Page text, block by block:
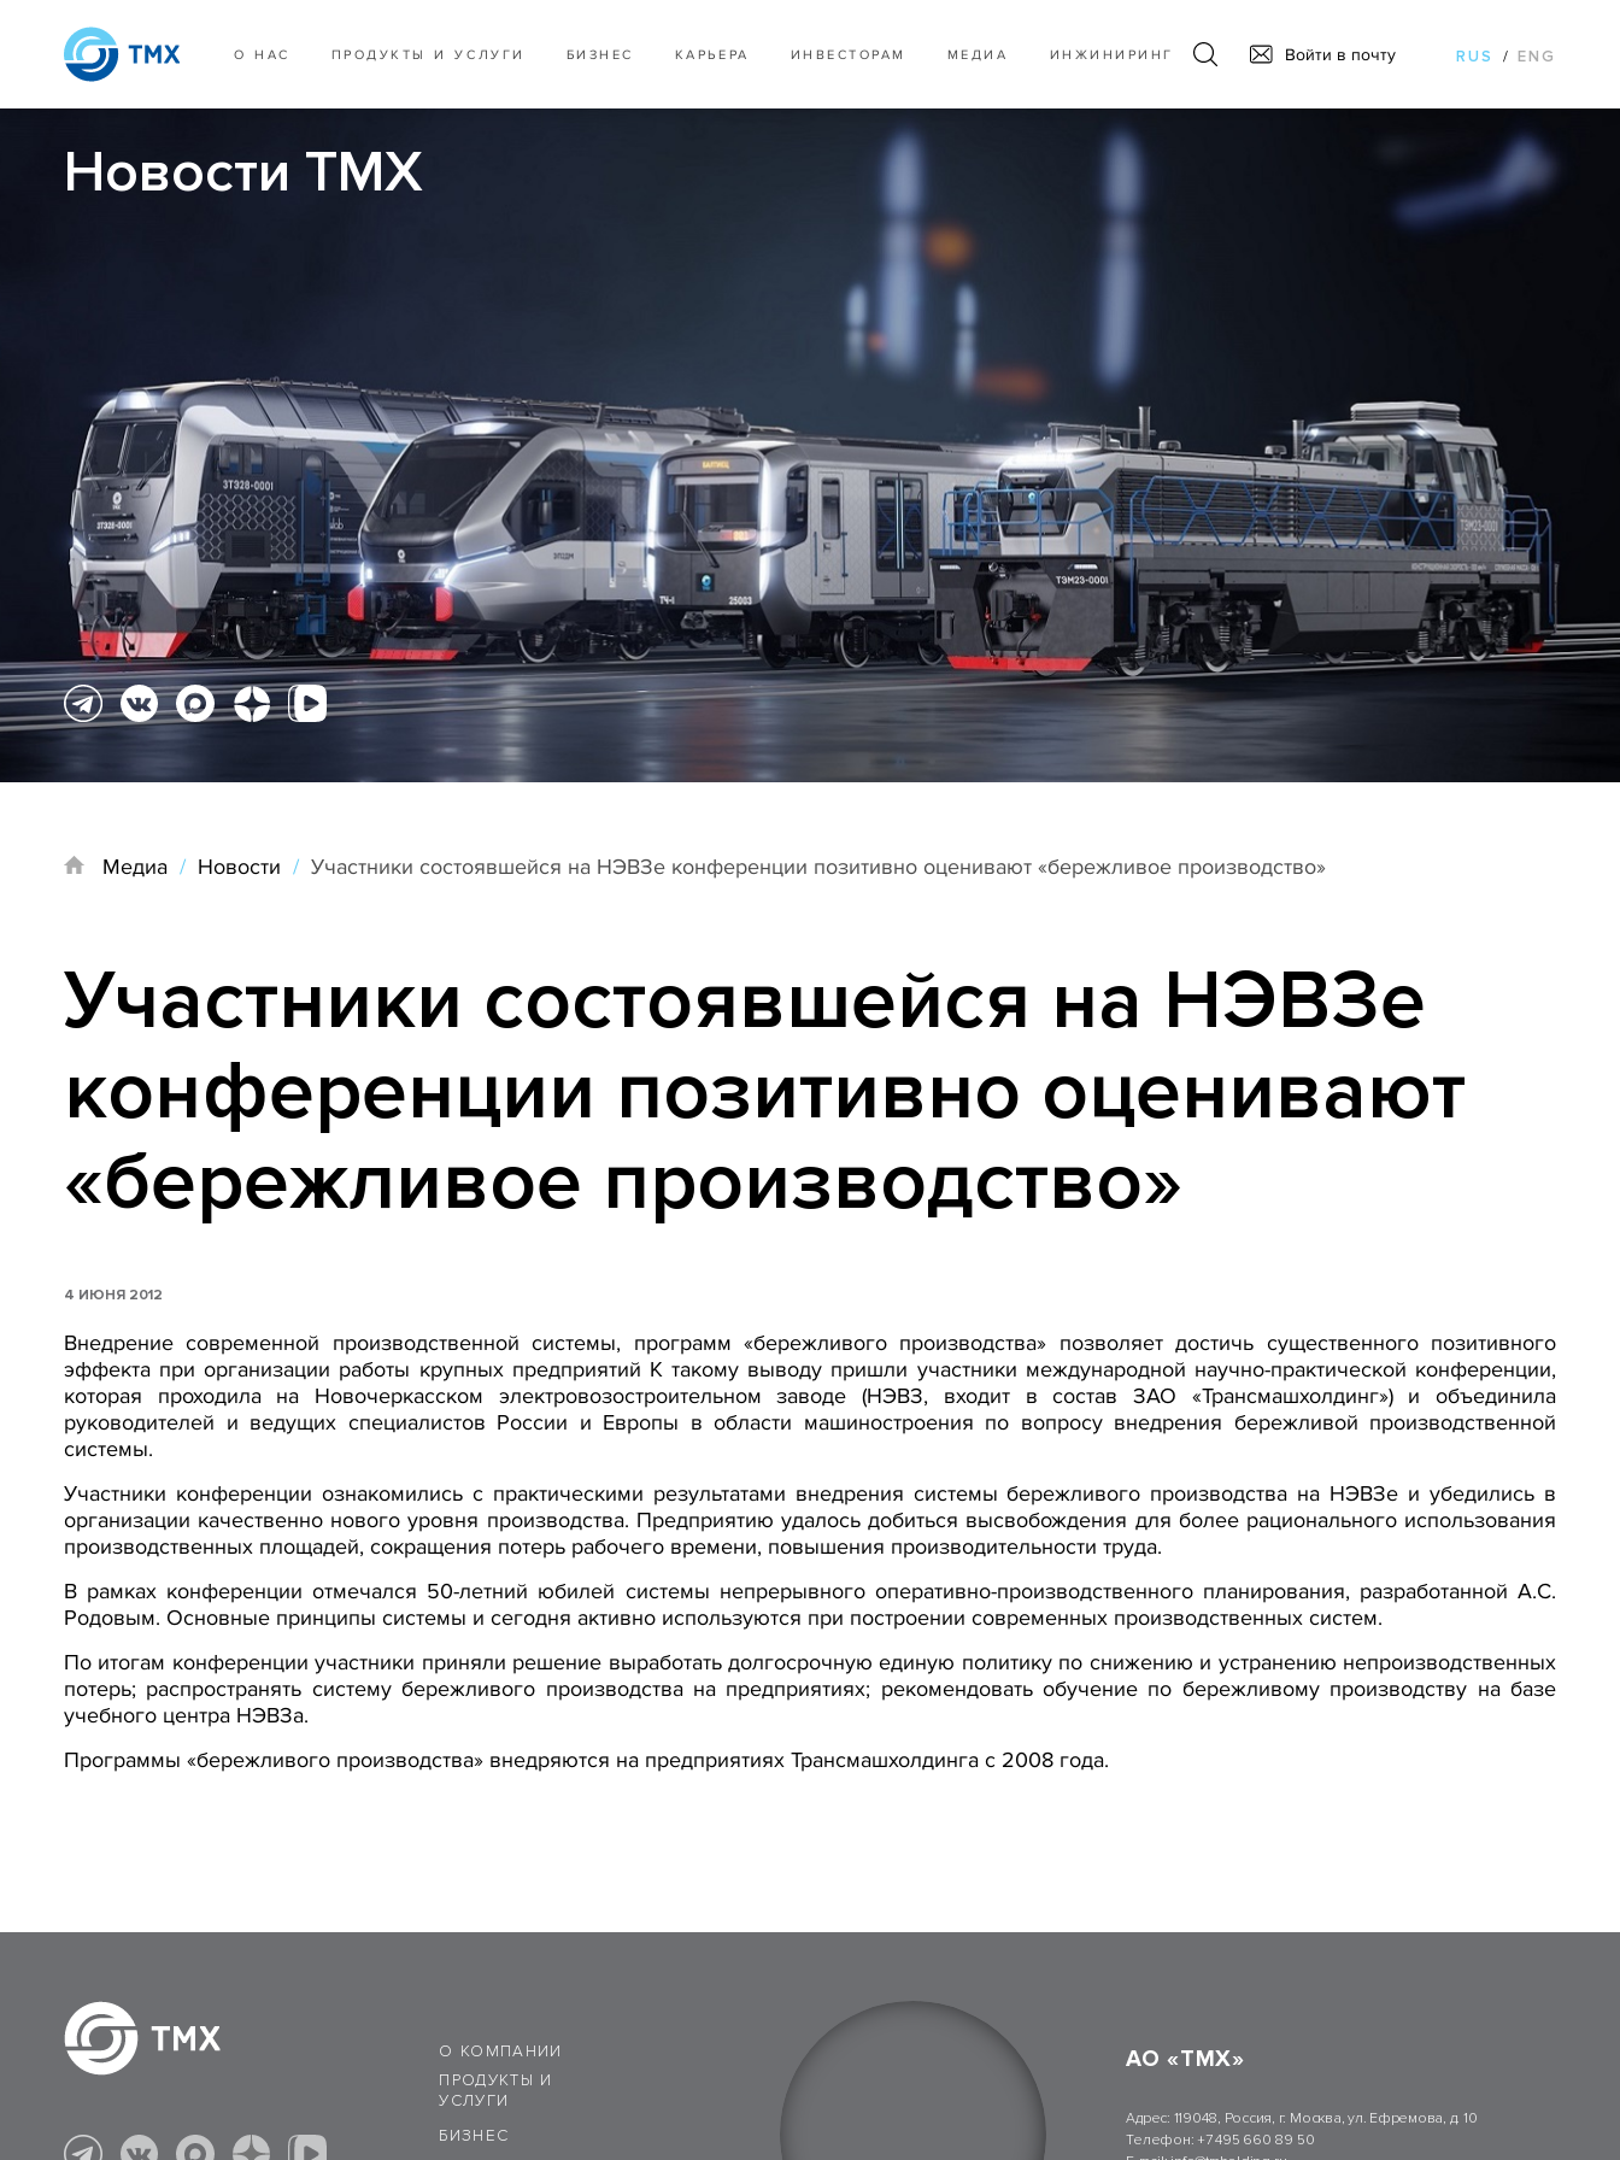
О НАС ПРОДУКТЫ И УСЛУГИ БИЗНЕС КАРЬЕРА ИНВЕСТОРАМ МЕДИА ИНЖИНИРИНГ Войти в почту RUS / ENG
Новости ТМХ
Медиа / Новости / Участники состоявшейся на НЭВЗе конференции позитивно оценивают «бережливое производство»
Участники состоявшейся на НЭВЗе
конференции позитивно оценивают
«бережливое производство»
4 ИЮНЯ 2012
Внедрение современной производственной системы, программ «бережливого производства» позволяет достичь существенного позитивного
эффекта при организации работы крупных предприятий К такому выводу пришли участники международной научно-практической конференции,
которая проходила на Новочеркасском электровозостроительном заводе (НЭВЗ, входит в состав ЗАО «Трансмашхолдинг») и объединила
руководителей и ведущих специалистов России и Европы в области машиностроения по вопросу внедрения бережливой производственной
системы.
Участники конференции ознакомились с практическими результатами внедрения системы бережливого производства на НЭВЗе и убедились в
организации качественно нового уровня производства. Предприятию удалось добиться высвобождения для более рационального использования
производственных площадей, сокращения потерь рабочего времени, повышения производительности труда.
В рамках конференции отмечался 50-летний юбилей системы непрерывного оперативно-производственного планирования, разработанной А.С.
Родовым. Основные принципы системы и сегодня активно используются при построении современных производственных систем.
По итогам конференции участники приняли решение выработать долгосрочную единую политику по снижению и устранению непроизводственных
потерь; распространять систему бережливого производства на предприятиях; рекомендовать обучение по бережливому производству на базе
учебного центра НЭВЗа.
Программы «бережливого производства» внедряются на предприятиях Трансмашхолдинга с 2008 года.
О КОМПАНИИ
ПРОДУКТЫ И
УСЛУГИ
БИЗНЕС
АО «ТМХ»
Адрес: 119048, Россия, г. Москва, ул. Ефремова, д. 10
Телефон: +7 495 660 89 50